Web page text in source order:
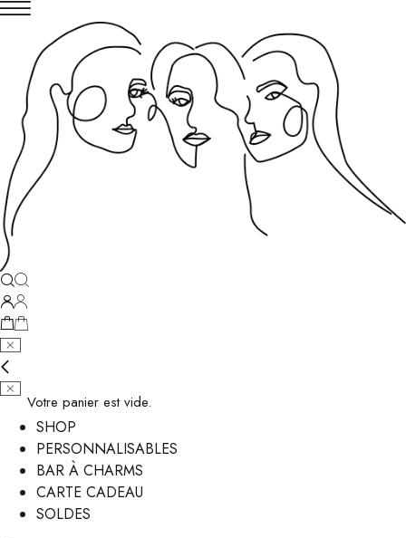
Votre panier est vide.
SHOP
PERSONNALISABLES
BAR À CHARMS
CARTE CADEAU
SOLDES